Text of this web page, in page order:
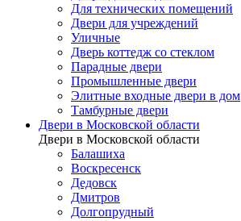
Для технических помещений
Двери для учреждений
Уличные
Дверь коттедж со стеклом
Парадные двери
Промышленные двери
Элитные входные двери в дом
Тамбурные двери
Двери в Московской области
Двери в Московской области
Балашиха
Воскресенск
Дедовск
Дмитров
Долгопрудный